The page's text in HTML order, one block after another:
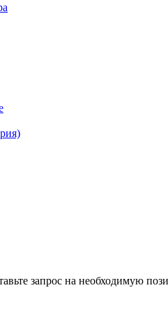
запрос на необходимую